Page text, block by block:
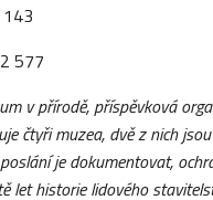
577
vpřírodě, příspěvková
čtyři muzea, dvě z nich
poslání je dokumentovat,
let historie lidového